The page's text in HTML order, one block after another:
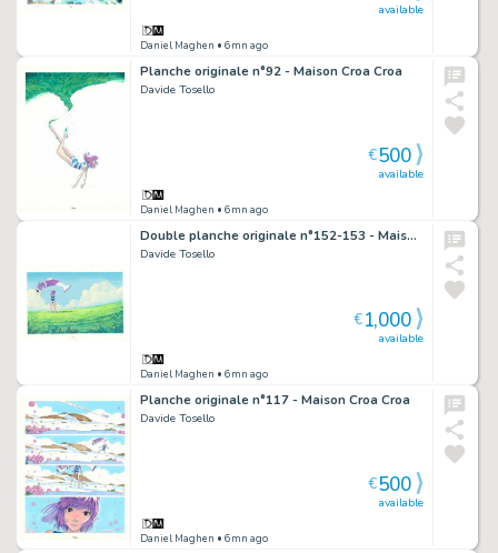
Daniel Maghen • 6mn ago
available
Planche originale n°92 - Maison Croa Croa
Davide Tosello
Daniel Maghen • 6mn ago
available
€500
Double planche originale n°152-153 - Maison Croa Croa
Davide Tosello
Daniel Maghen • 6mn ago
available
€1,000
Planche originale n°117 - Maison Croa Croa
Davide Tosello
Daniel Maghen • 6mn ago
available
€500